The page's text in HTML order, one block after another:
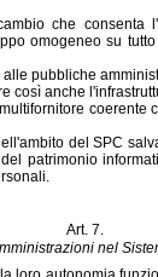
che consenta
omogeneo su
pubbliche
così anche
coerente
del SPC
patrimonio
Art. 7.
nel